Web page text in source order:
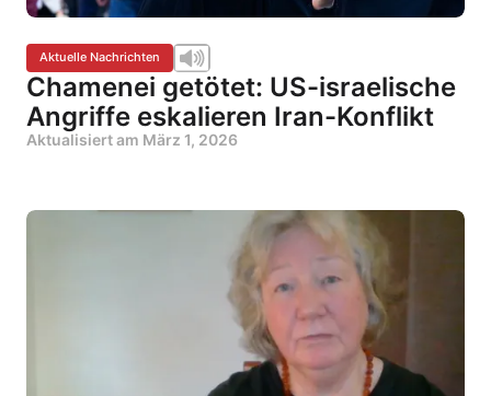
Aktuelle Nachrichten
Chamenei getötet: US-israelische
Angriffe eskalieren Iran-Konflikt
Aktualisiert am März 1, 2026